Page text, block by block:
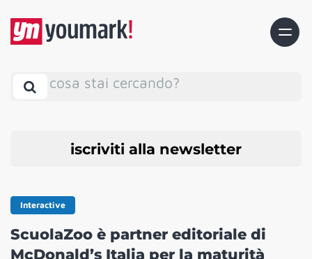
cosa stai cercando?
iscriviti alla newsletter
Interactive
ScuolaZoo è partner editoriale di
McDonald’s Italia per la maturità